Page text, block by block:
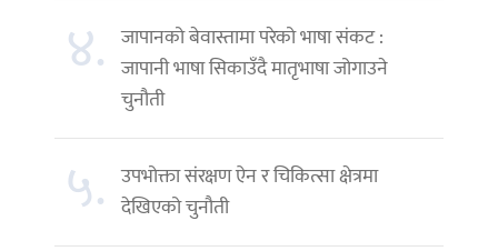
४. जापानको बेवास्तामा परेको भाषा संकट :
जापानी भाषा सिकाउँदै मातृभाषा जोगाउने
चुनौती
५. उपभोक्ता संरक्षण ऐन र चिकित्सा क्षेत्रमा
देखिएको चुनौती